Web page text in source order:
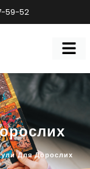
59-52
Для Дорослих